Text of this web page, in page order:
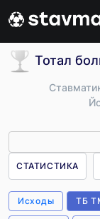
Тотал
СТАТИСТИКА
Исходы ТБ